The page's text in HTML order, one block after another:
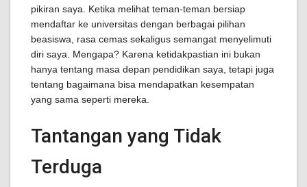
pikiran saya. Ketika melihat teman-teman bersiap
mendaftar ke universitas dengan berbagai pilihan
beasiswa, rasa cemas sekaligus semangat menyelimuti
diri saya. Mengapa? Karena ketidakpastian ini bukan
hanya tentang masa depan pendidikan saya, tetapi juga
tentang bagaimana bisa mendapatkan kesempatan
yang sama seperti mereka.
Tantangan yang Tidak
Terduga